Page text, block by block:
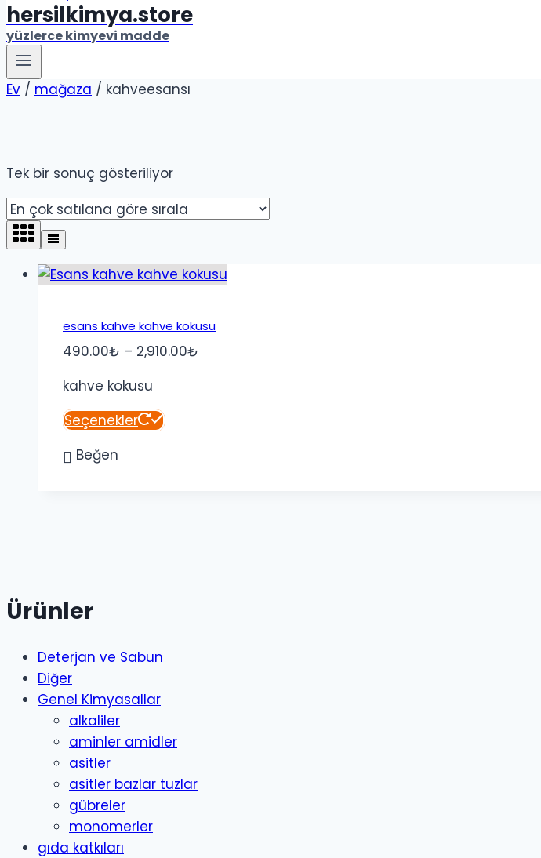
hersilkimya.store
yüzlerce kimyevi madde
Ev / mağaza / kahveesansı
Tek bir sonuç gösteriliyor
esans kahve kahve kokusu
490.00₺ – 2,910.00₺
kahve kokusu
Seçenekler
Bu
Beğen
Ürünler
Deterjan ve Sabun
Diğer
Genel Kimyasallar
alkaliler
aminler amidler
asitler
asitler bazlar tuzlar
gübreler
monomerler
gıda katkıları